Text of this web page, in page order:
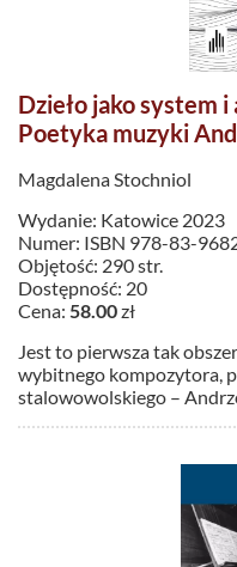
Dzieło jako system
Poetyka muzyki
Magdalena Stochniol
Wydanie: Katowice 2023
Numer: ISBN 978-83-
Objętość: 290 str.
Dostępność: 20
Cena: 58.00zł
Jest to pierwsza tak
wybitnego kompozytora,
stalowowolskiego –